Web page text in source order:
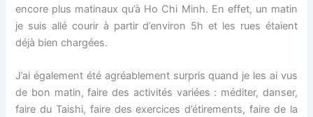
encore plus matinaux qu’à Ho Chi Minh. En effet, un matin
je suis allé courir à partir d’environ 5h et les rues étaient
déjà bien chargées.
J’ai également été agréablement surpris quand je les ai vus
de bon matin, faire des activités variées : méditer, danser,
faire du Taishi, faire des exercices d’étirements, faire de la